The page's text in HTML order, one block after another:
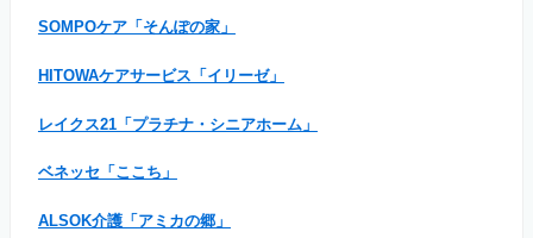
SOMPOケア「そんぽの家」
HITOWAケアサービス「イリーゼ」
レイクス21「プラチナ・シニアホーム」
ベネッセ「ここち」
ALSOK介護「アミカの郷」